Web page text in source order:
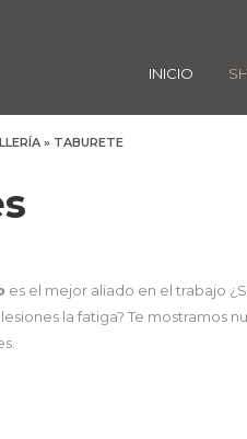
INICIO
» TABURETE
es el mejor aliado en el trabajo
la fatiga? Te mostramos